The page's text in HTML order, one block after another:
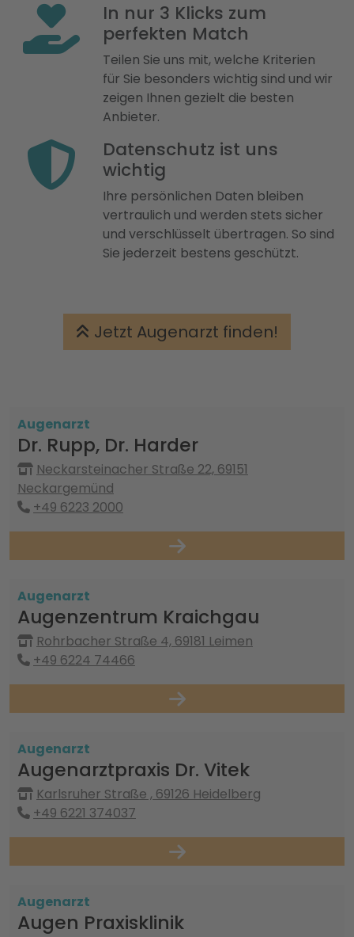
In nur 3 Klicks zum
perfekten Match
Teilen Sie uns mit, welche Kriterien
für Sie besonders wichtig sind und wir
zeigen Ihnen gezielt die besten
Anbieter.
Datenschutz ist uns
wichtig
Ihre persönlichen Daten bleiben
vertraulich und werden stets sicher
und verschlüsselt übertragen. So sind
Sie jederzeit bestens geschützt.
Jetzt Augenarzt finden!
Augenarzt
Dr. Rupp, Dr. Harder
Neckarsteinacher Straße 22, 69151
Neckargemünd
+49 6223 2000
Augenarzt
Augenzentrum Kraichgau
Rohrbacher Straße 4, 69181 Leimen
+49 6224 74466
Augenarzt
Augenarztpraxis Dr. Vitek
Karlsruher Straße , 69126 Heidelberg
+49 6221 374037
Augenarzt
Augen Praxisklinik